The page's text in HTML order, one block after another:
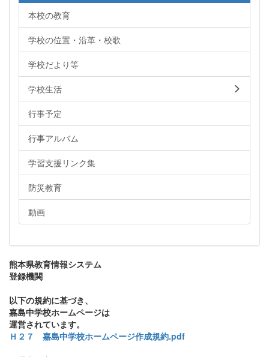
本校の教育
学校の位置・沿革・校歌
学校だより等
学校生活
行事予定
行事アルバム
学習支援リンク集
防災教育
動画
熊本県教育情報システム
登録機関
以下の規約に基づき、
嘉島中学校ホームページは
運営されています。
Ｈ２７ 嘉島中学校ホームページ作成規約.pdf